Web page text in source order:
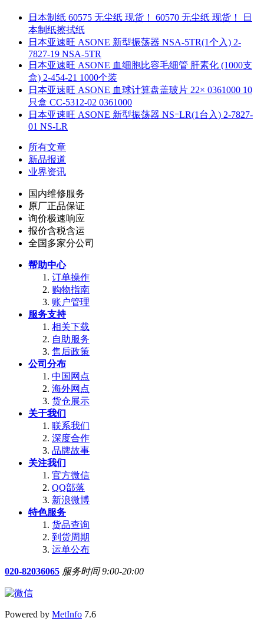
日本制纸 60575 无尘纸 现货！ 60570 无尘纸 现货！ 日
本制纸擦拭纸
日本亚速旺 ASONE 新型振荡器 NSA-5TR(1个入) 2-
7827-19 NSA-5TR
日本亚速旺 ASONE 血细胞比容毛细管 肝素化 (1000支
盒) 2-454-21 1000个装
日本亚速旺 ASONE 血球计算盘盖玻片 22× 0361000 10
只盒 CC-5312-02 0361000
日本亚速旺 ASONE 新型振荡器 NSｰLR(1台入) 2-7827-
01 NS-LR
所有文章
新品报道
业界资讯
国内维修服务
原厂正品保证
询价极速响应
报价含税含运
全国多家分公司
帮助中心
订单操作
购物指南
账户管理
服务支持
相关下载
自助服务
售后政策
公司分布
中国网点
海外网点
货仓展示
关于我们
联系我们
深度合作
品牌故事
关注我们
官方微信
QQ部落
新浪微博
特色服务
货品查询
到货周期
运单公布
020-82036065 服务时间 9:00-20:00
Powered by MetInfo 7.6